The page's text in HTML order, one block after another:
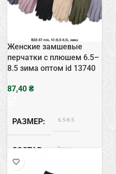
Женские замшевые
перчатки с плюшем 6.5–
8.5 зима оптом id 13740
₴
РАЗМЕР 6.5-8.5
СОСТАВ Замш